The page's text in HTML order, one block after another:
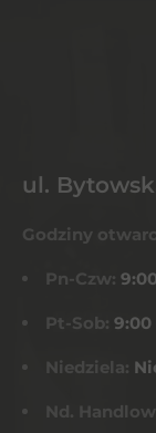
ul.
Godziny
Pn-Czw:
Pt-Sob: 9:00
Niedziela:
Nd.